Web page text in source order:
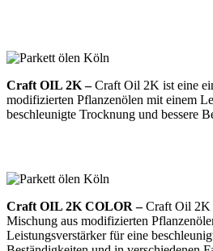
Craft OIL 2K –Craft Oil 2K ist eine
modifizierten Pflanzenölen mit einem
beschleunigte Trocknung und bessere
Craft OIL 2K COLOR –Craft Oil 2K
Mischung aus modifizierten
Leistungsverstärker für eine